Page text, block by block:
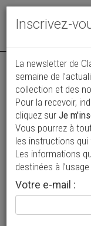
plus
> Rechercher
Inscrivez-
La newsletter de
semaine de
collection et des
Pour la recevoir,
cliquez sur Je
Vous pourrez à
les instructions qui
Les informations
destinées à
Votre e-mail :